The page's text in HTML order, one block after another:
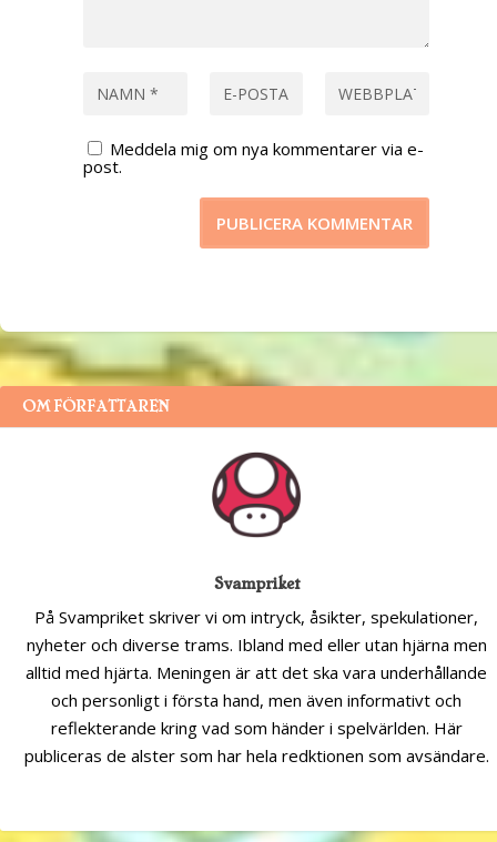
Meddela mig om nya kommentarer via e-
post.
OM FÖRFATTAREN
Svampriket
På Svampriket skriver vi om intryck, åsikter, spekulationer,
nyheter och diverse trams. Ibland med eller utan hjärna men
alltid med hjärta. Meningen är att det ska vara underhållande
och personligt i första hand, men även informativt och
reflekterande kring vad som händer i spelvärlden. Här
publiceras de alster som har hela redktionen som avsändare.